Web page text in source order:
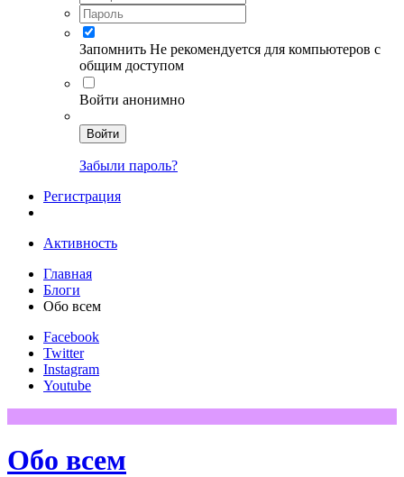
Запомнить Не рекомендуется для компьютеров с
общим доступом
Войти анонимно
Войти
Забыли пароль?
Регистрация
Активность
Главная
Блоги
Обо всем
Facebook
Twitter
Instagram
Youtube
Обо всем